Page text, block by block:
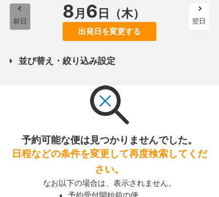
前日 8月 6 日（木）
出発日を変更する
翌日
並び替え・絞り込み設定
予約可能な便は見つかりませんでした。
日程などの条件を変更して再度検索してくだ
さい。
なお以下の場合は、表示されません。
予約受付開始前の便